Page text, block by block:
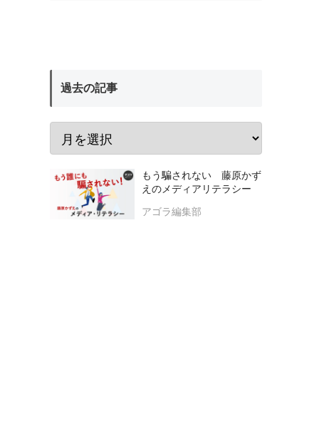
過去の記事
もう騙されない 藤原かず
えのメディアリテラシー
アゴラ編集部